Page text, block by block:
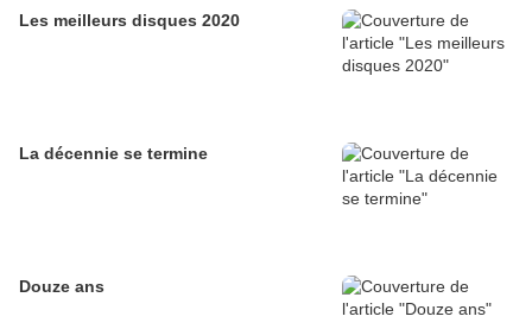
Les meilleurs disques 2020
La décennie se termine
Douze ans